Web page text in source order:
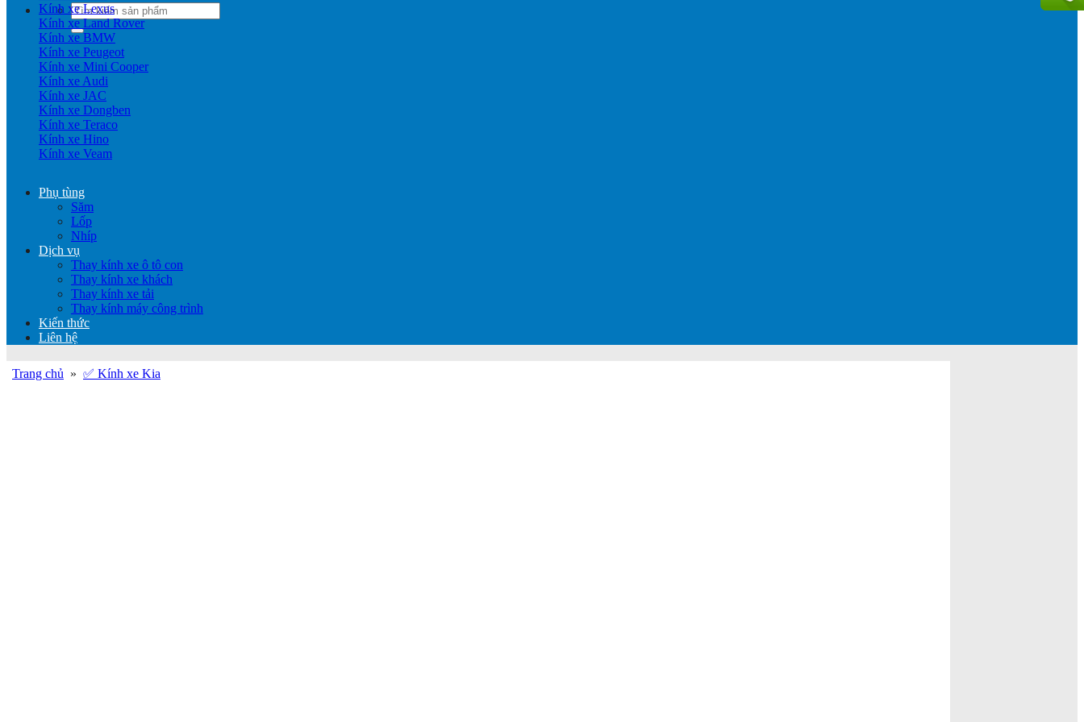
Tìm
kiếm:
Kính xe Lexus
Kính xe Land Rover
Kính xe BMW
Kính xe Peugeot
Kính xe Mini Cooper
Kính xe Audi
Kính xe JAC
Kính xe Dongben
Kính xe Teraco
Kính xe Hino
Kính xe Veam
Phụ tùng
Săm
Lốp
Nhíp
Dịch vụ
Thay kính xe ô tô con
Thay kính xe khách
Thay kính xe tải
Thay kính máy công trình
Kiến thức
Liên hệ
Trang chủ » ✅ Kính xe Kia